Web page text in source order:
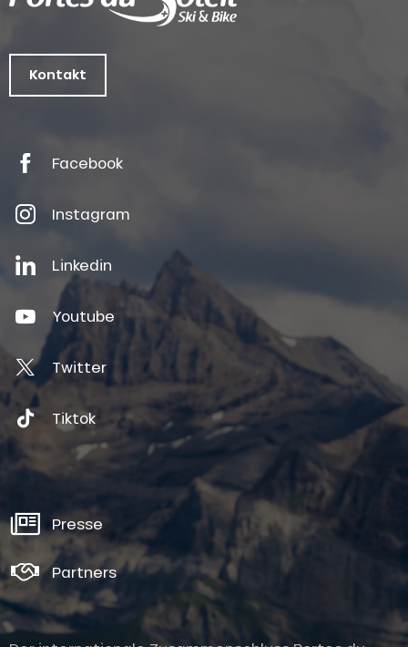
Kontakt
Facebook
Instagram
Linkedin
Youtube
Twitter
Tiktok
Presse
Partners